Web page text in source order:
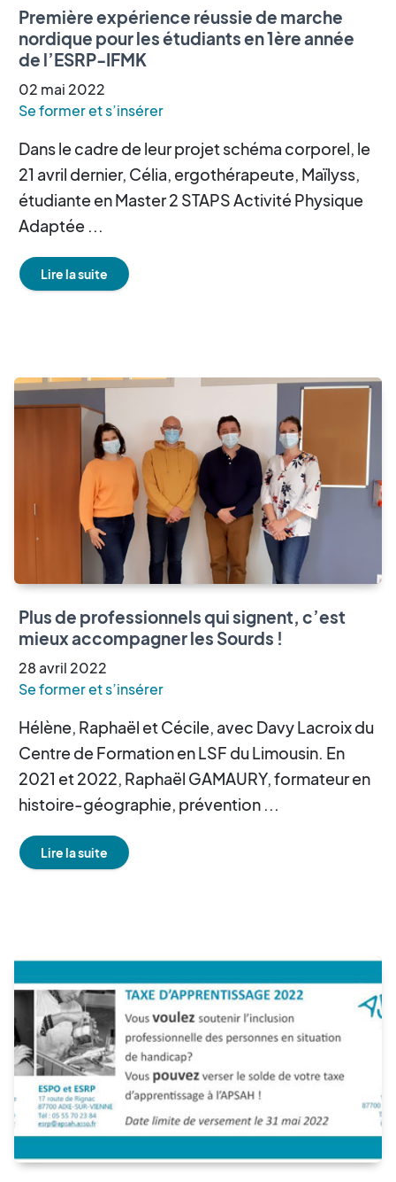
Première expérience réussie de marche
nordique pour les étudiants en 1ère année
de l’ESRP-IFMK
02 mai 2022
Se former et s’insérer
Dans le cadre de leur projet schéma corporel, le
21 avril dernier, Célia, ergothérapeute, Maïlyss,
étudiante en Master 2 STAPS Activité Physique
Adaptée ...
Lire la suite
Plus de professionnels qui signent, c’est
mieux accompagner les Sourds !
28avril 2022
Se former et s’insérer
Hélène, Raphaël et Cécile, avec Davy Lacroix du
Centre de Formation en LSF du Limousin. En
2021 et 2022, Raphaël GAMAURY, formateur en
histoire-géographie, prévention ...
Lire la suite